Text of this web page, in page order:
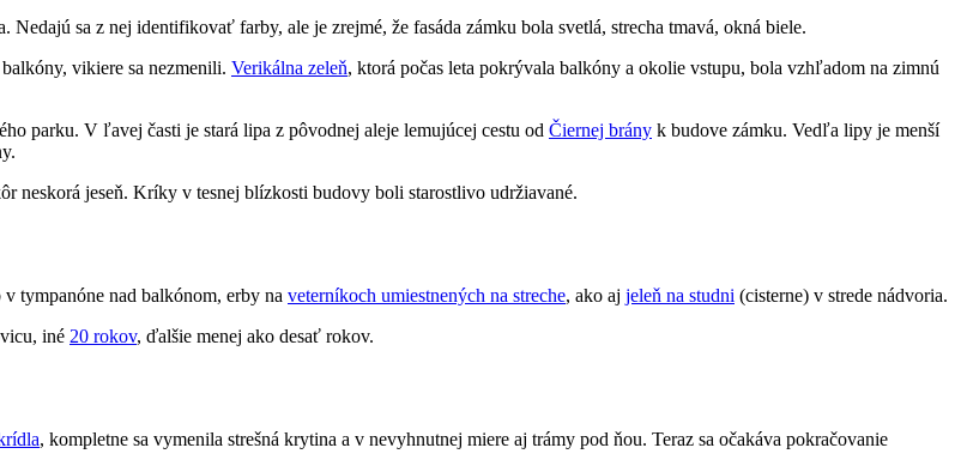
sa z nej identifikovať farby, ale je zrejmé, že fasáda zámku bola svetlá, strecha tmavá, okná biele.
vikiere sa nezmenili. Verikálna zeleň, ktorá počas leta pokrývala balkóny a okolie vstupu, bola vzhľadom na zimnú
parku. V ľavej časti je stará lipa z pôvodnej aleje lemujúcej cestu od Čiernej brány k budove zámku. Vedľa lipy je menší
neskorá jeseň. Kríky v tesnej blízkosti budovy boli starostlivo udržiavané.
v tympanóne nad balkónom, erby na veterníkoch umiestnených na streche, ako aj jeleň na studni (cisterne) v strede nádvoria.
iné 20 rokov, ďalšie menej ako desať rokov.
, kompletne sa vymenila strešná krytina a v nevyhnutnej miere aj trámy pod ňou. Teraz sa očakáva pokračovanie